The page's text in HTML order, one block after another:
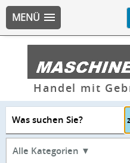
MENÜ
Handel mit
Was suchen Sie?
Alle Kategorien ▼